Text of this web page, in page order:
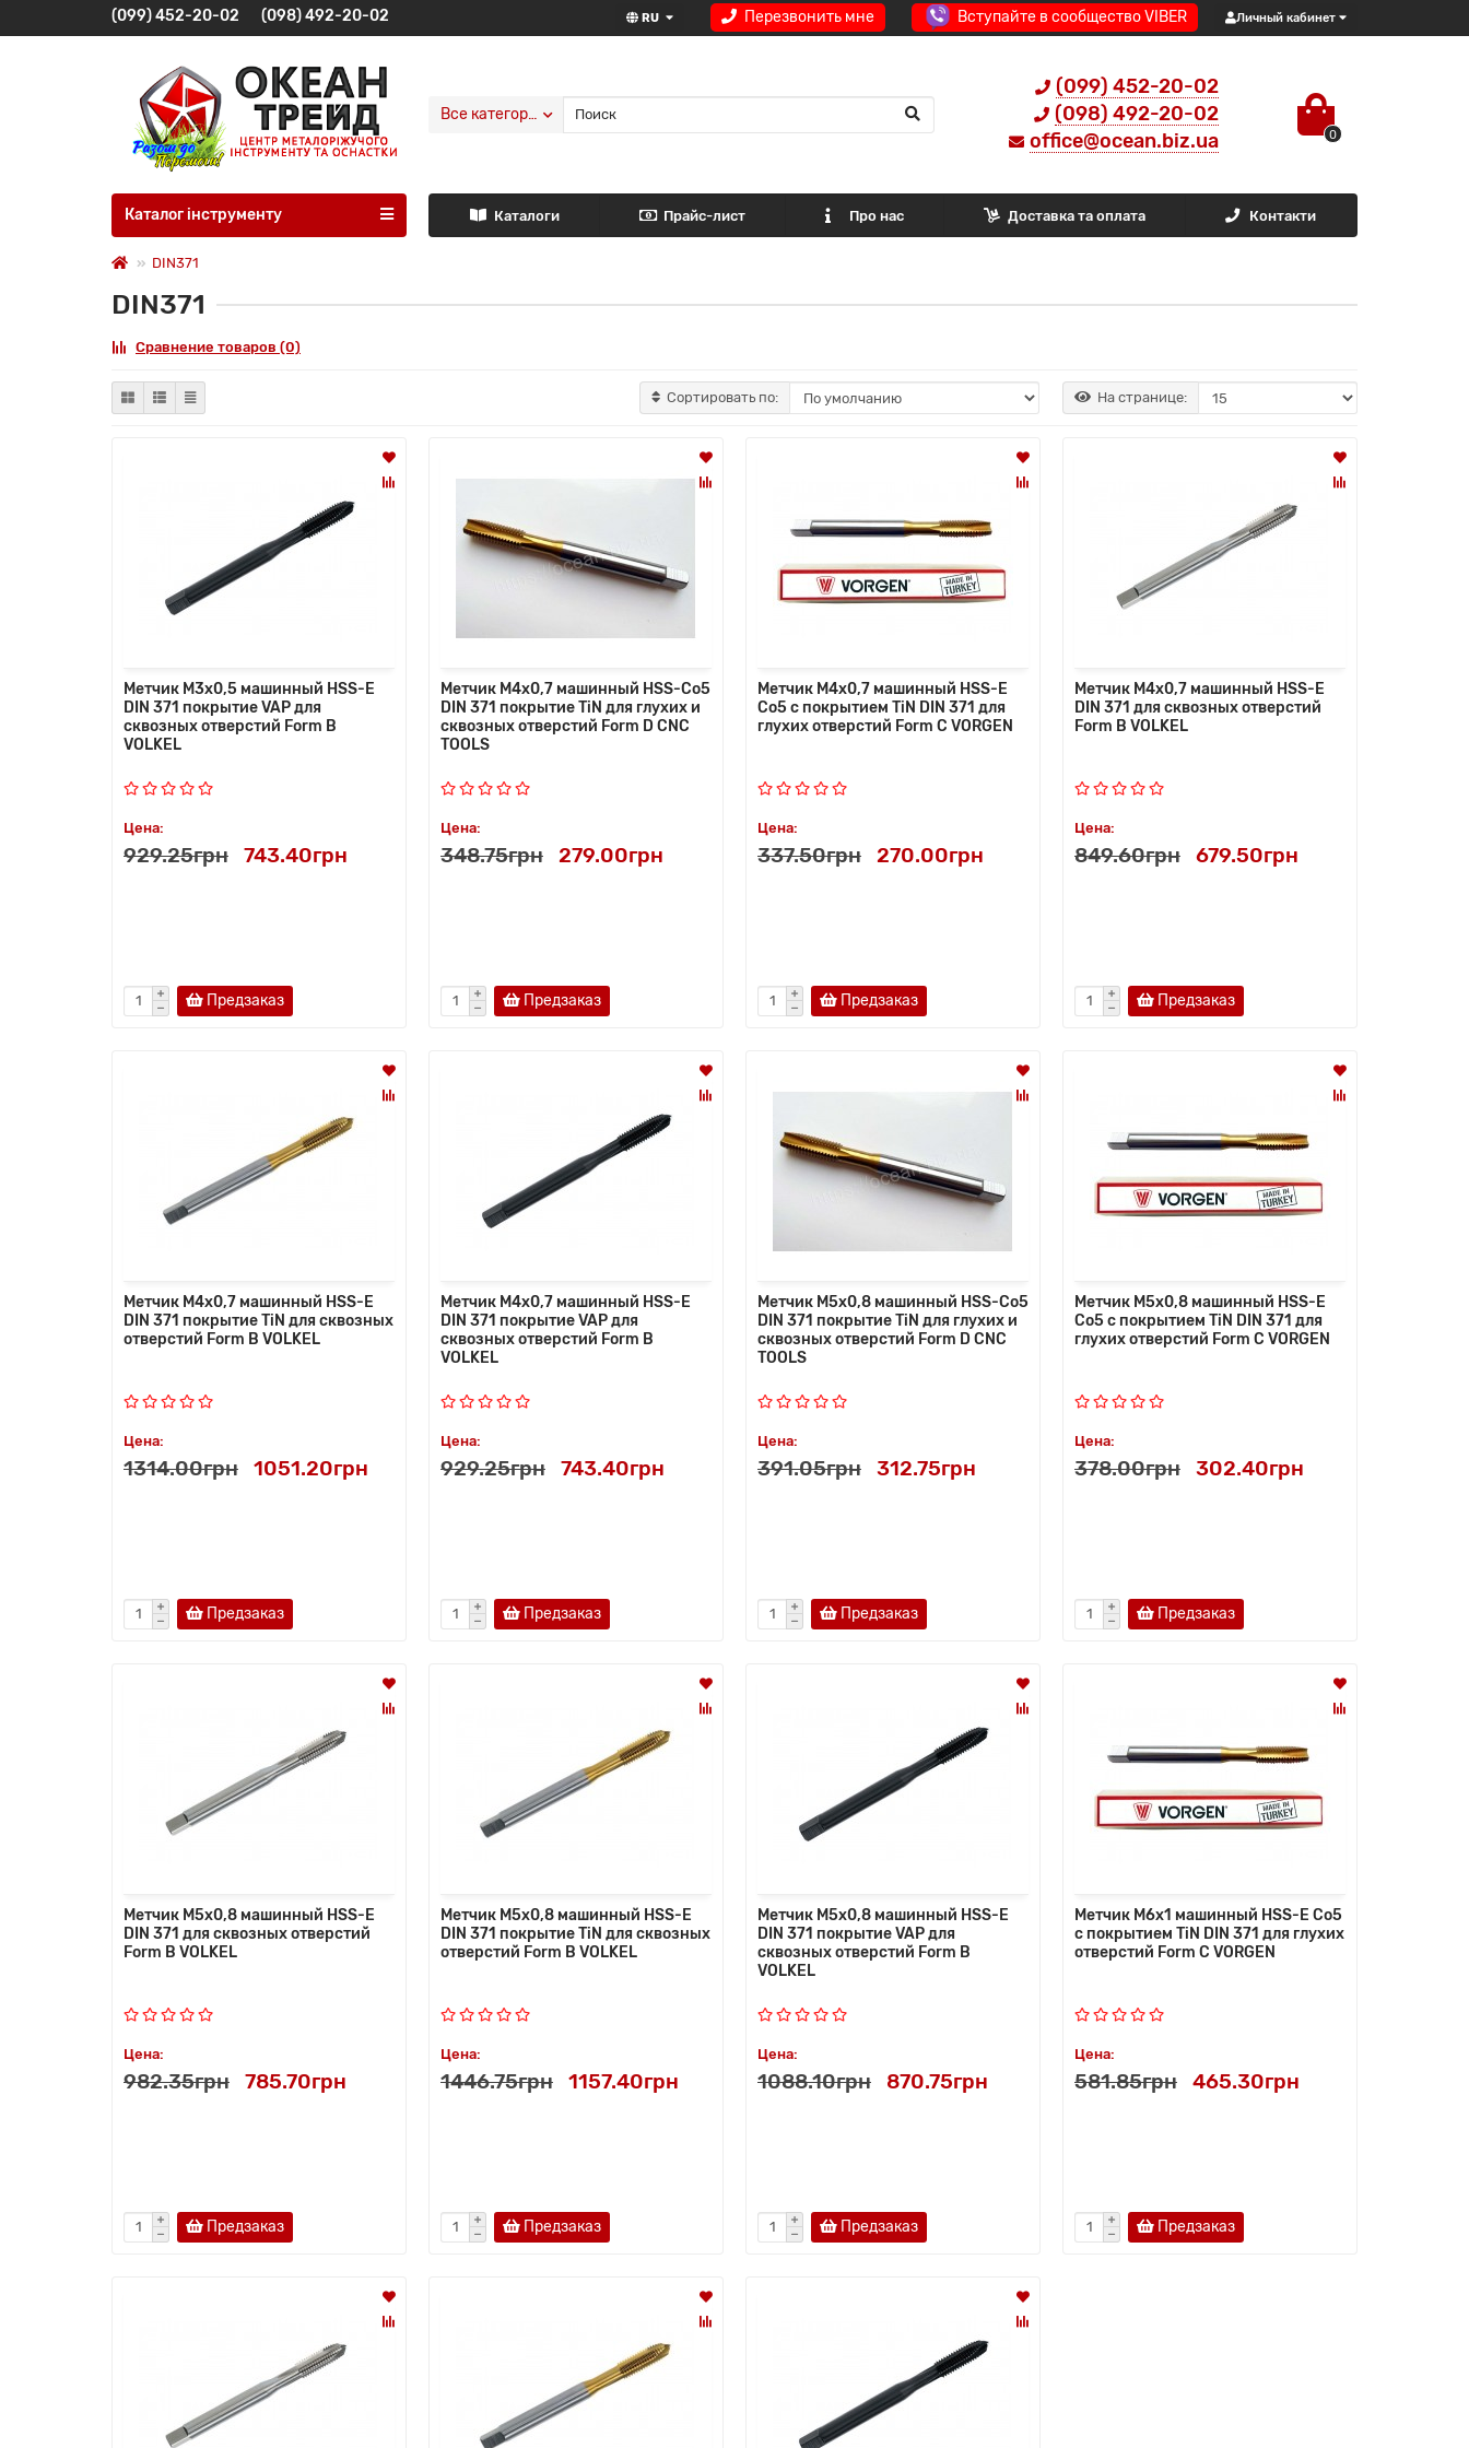
Перезвонить мне Вступайте в сообщество VIBER Личный кабинет
RU
(099) 452-20-02 (098) 492-20-02
(099) 452-20-02
(098) 492-20-02
office@ocean.biz.ua
0
Все категории
Каталог інструменту Каталоги Прайс-лист Про нас Доставка та оплата Контакти
DIN371
DIN371
Сравнение товаров (0)
Сортировать по: На странице:
Метчик M3x0,5 машинный HSS-E
DIN 371 покрытие VAP для
сквозных отверстий Form B
VOLKEL
Цена:
929.25грн 743.40грн
Предзаказ
Метчик M4x0,7 машинный HSS-Co5
DIN 371 покрытие TiN для глухих и
сквозных отверстий Form D CNC
TOOLS
Цена:
348.75грн 279.00грн
Предзаказ
Метчик M4x0,7 машинный HSS-E
Co5 с покрытием TiN DIN 371 для
глухих отверстий Form C VORGEN
Цена:
337.50грн 270.00грн
Предзаказ
Метчик M4x0,7 машинный HSS-E
DIN 371 для сквозных отверстий
Form B VOLKEL
Цена:
849.60грн 679.50грн
Предзаказ
Метчик M4x0,7 машинный HSS-E
DIN 371 покрытие TiN для сквозных
отверстий Form B VOLKEL
Цена:
1314.00грн 1051.20грн
Предзаказ
Метчик M4x0,7 машинный HSS-E
DIN 371 покрытие VAP для
сквозных отверстий Form B
VOLKEL
Цена:
929.25грн 743.40грн
Предзаказ
Метчик M5x0,8 машинный HSS-Co5
DIN 371 покрытие TiN для глухих и
сквозных отверстий Form D CNC
TOOLS
Цена:
391.05грн 312.75грн
Предзаказ
Метчик M5x0,8 машинный HSS-E
Co5 с покрытием TiN DIN 371 для
глухих отверстий Form C VORGEN
Цена:
378.00грн 302.40грн
Предзаказ
Метчик M5x0,8 машинный HSS-E
DIN 371 для сквозных отверстий
Form B VOLKEL
Цена:
982.35грн 785.70грн
Предзаказ
Метчик M5x0,8 машинный HSS-E
DIN 371 покрытие TiN для сквозных
отверстий Form B VOLKEL
Цена:
1446.75грн 1157.40грн
Предзаказ
Метчик M5x0,8 машинный HSS-E
DIN 371 покрытие VAP для
сквозных отверстий Form B
VOLKEL
Цена:
1088.10грн 870.75грн
Предзаказ
Метчик M6x1 машинный HSS-E Co5
с покрытием TiN DIN 371 для глухих
отверстий Form C VORGEN
Цена:
581.85грн 465.30грн
Предзаказ